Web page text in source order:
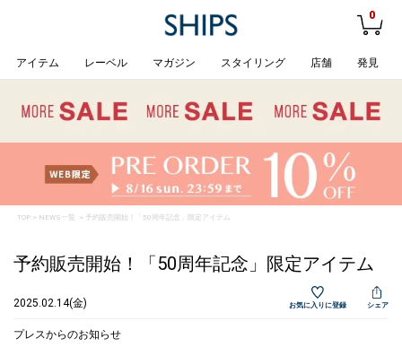
0
アイテム レーベル マガジン スタイリング 店舗 発見
TOP> NEWS一覧 > 予約販売開始！「50周年記念」限定アイテム
予約販売開始！「50周年記念」限定アイテム
2025.02.14(金) お気に入りに登録 シェア
プレスからのお知らせ